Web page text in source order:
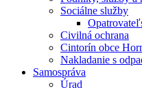
Sociálne služby
Civilná ochrana
Cintorín obce
Nakladanie s
Samospráva
Úrad